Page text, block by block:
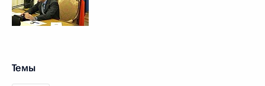
Темы